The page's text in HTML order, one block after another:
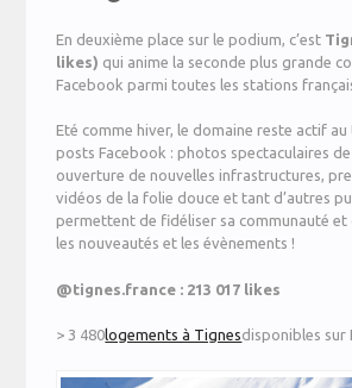
En deuxième place sur le podium, c’est
likes) qui anime la seconde plus grande
Facebook parmi toutes les stations
Eté comme hiver, le domaine reste actif au
posts Facebook : photos spectaculaires de
ouverture de nouvelles infrastructures,
vidéos de la folie douce et tant d’autres
permettent de fidéliser sa communauté et
les nouveautés et les évènements !
@tignes.france : 213 017 likes
> 3 480logements à Tignesdisponibles sur